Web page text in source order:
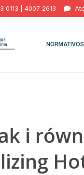
0113 | 4007 2613
NORMATIVOS
i